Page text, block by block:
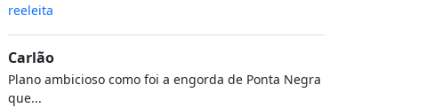
reeleita
Carlão
Plano ambicioso como foi a engorda de Ponta Negra
que...